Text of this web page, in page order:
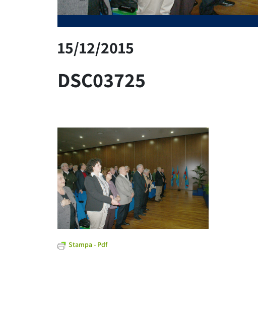
15/12/2015
DSC03725
Stampa - Pdf